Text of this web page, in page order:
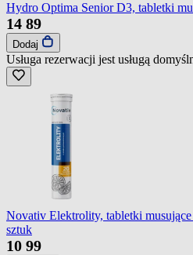
Hydro Optima Senior D3, tabletki
14 89
Dodaj
Usługa rezerwacji jest usługą
Novativ Elektrolity, tabletki
sztuk
10 99